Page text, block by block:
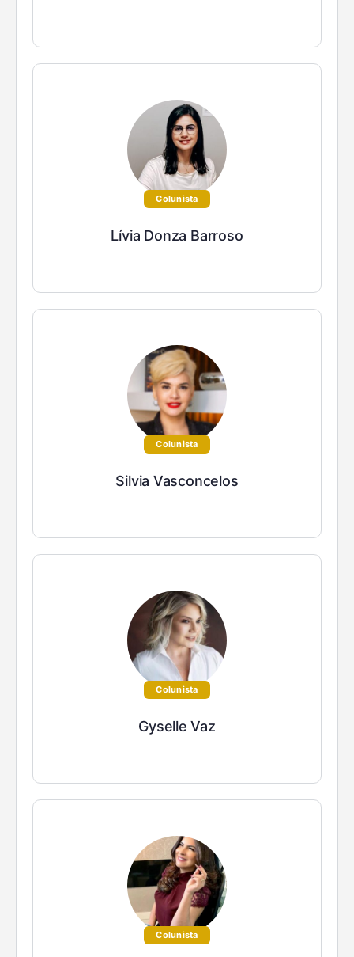
Colunista
Lívia Donza Barroso
Colunista
Silvia Vasconcelos
Colunista
Gyselle Vaz
Colunista